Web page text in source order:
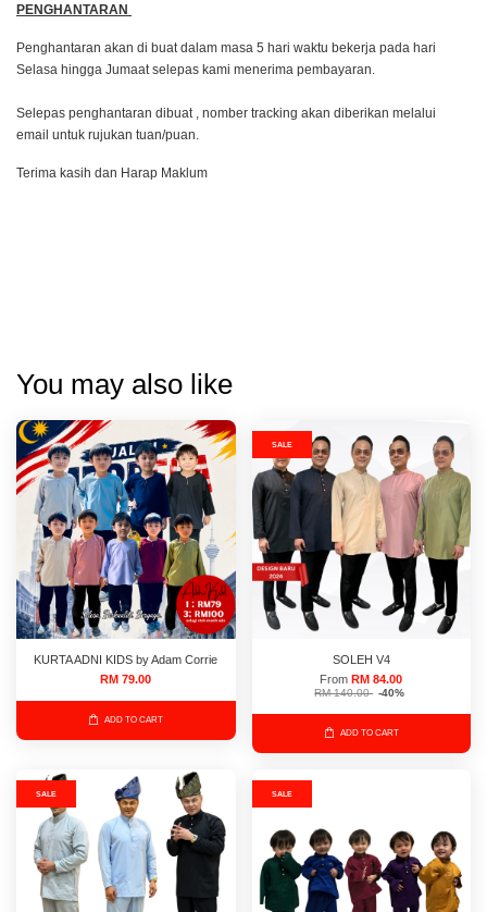
PENGHANTARAN
Penghantaran akan di buat dalam masa 5 hari waktu bekerja pada hari
Selasa hingga Jumaat selepas kami menerima pembayaran.
Selepas penghantaran dibuat , nomber tracking akan diberikan melalui
email untuk rujukan tuan/puan.
Terima kasih dan Harap Maklum
You may also like
KURTA ADNI KIDS by Adam Corrie
RM 79.00
ADD TO CART
SALE
SOLEH V4
FromRM 84.00
RM 140.00 -40%
ADD TO CART
SALE SALE